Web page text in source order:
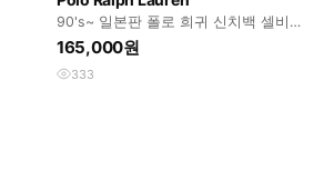
90's~ 일본판 폴로 희귀 신치백 셀비
지 데님팬츠
165,000원
333